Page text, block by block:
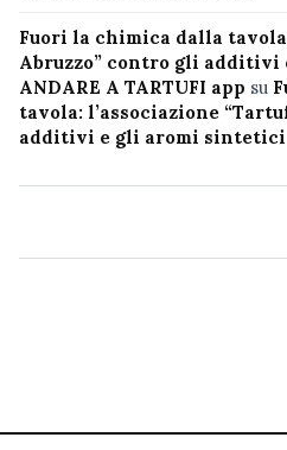
Fuori la chimica dalla
Abruzzo” contro gli
ANDARE A TARTUFI app su
tavola: l’associazione
additivi e gli aromi sintetici